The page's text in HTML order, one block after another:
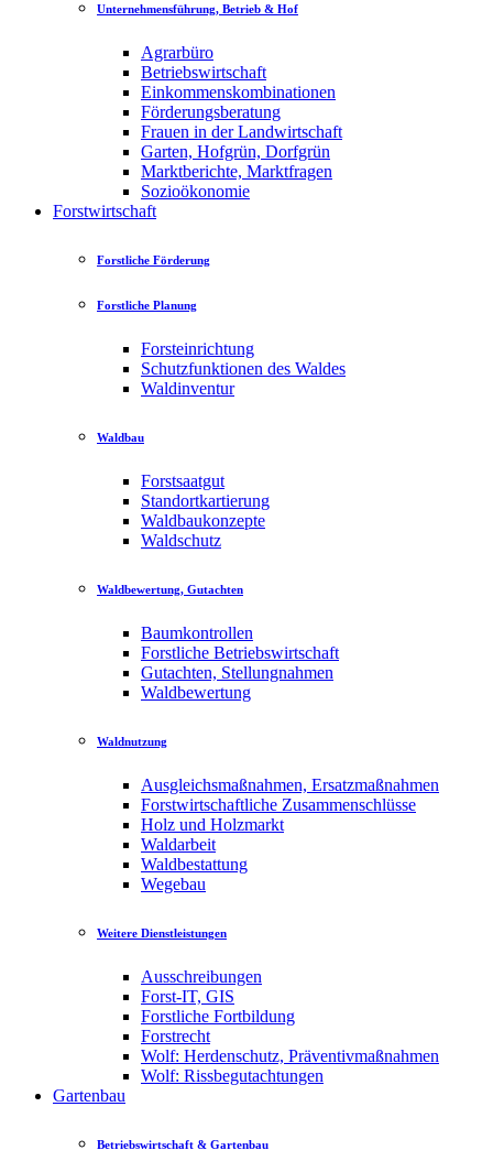
Unternehmensführung, Betrieb & Hof
Agrarbüro
Betriebswirtschaft
Einkommenskombinationen
Förderungsberatung
Frauen in der Landwirtschaft
Garten, Hofgrün, Dorfgrün
Marktberichte, Marktfragen
Sozioökonomie
Forstwirtschaft
Forstliche Förderung
Forstliche Planung
Forsteinrichtung
Schutzfunktionen des Waldes
Waldinventur
Waldbau
Forstsaatgut
Standortkartierung
Waldbaukonzepte
Waldschutz
Waldbewertung, Gutachten
Baumkontrollen
Forstliche Betriebswirtschaft
Gutachten, Stellungnahmen
Waldbewertung
Waldnutzung
Ausgleichsmaßnahmen, Ersatzmaßnahmen
Forstwirtschaftliche Zusammenschlüsse
Holz und Holzmarkt
Waldarbeit
Waldbestattung
Wegebau
Weitere Dienstleistungen
Ausschreibungen
Forst-IT, GIS
Forstliche Fortbildung
Forstrecht
Wolf: Herdenschutz, Präventivmaßnahmen
Wolf: Rissbegutachtungen
Gartenbau
Betriebswirtschaft & Gartenbau